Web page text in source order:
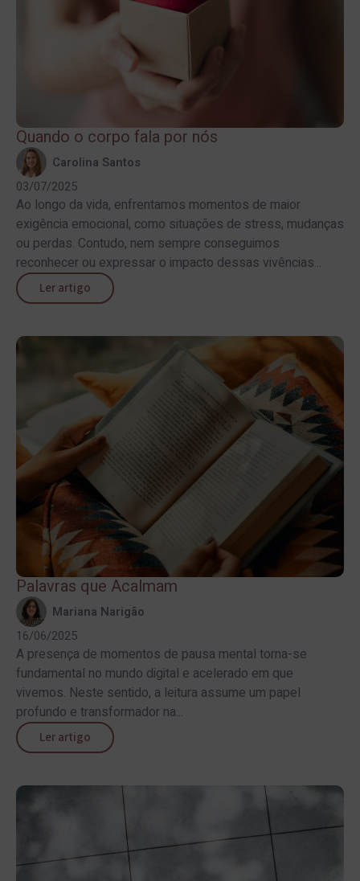
Quando o corpo fala por nós
Carolina Santos
03/07/2025
Ao longo da vida, enfrentamos momentos de maior
exigência emocional, como situações de stress, mudanças
ou perdas. Contudo, nem sempre conseguimos
reconhecer ou expressar o impacto dessas vivências...
Ler artigo
Palavras que Acalmam
Mariana Narigão
16/06/2025
A presença de momentos de pausa mental torna-se
fundamental no mundo digital e acelerado em que
vivemos. Neste sentido, a leitura assume um papel
profundo e transformador na...
Ler artigo